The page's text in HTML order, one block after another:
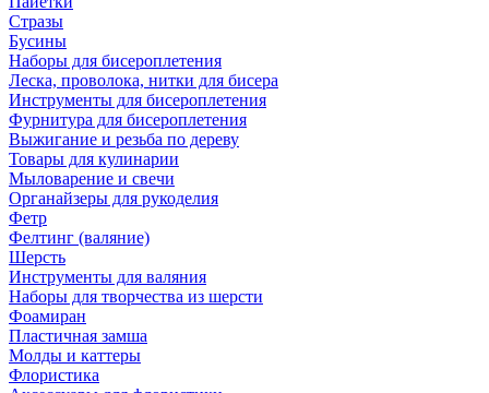
Стразы
Бусины
Наборы для бисероплетения
Леска, проволока, нитки для бисера
Инструменты для бисероплетения
Фурнитура для бисероплетения
Выжигание и резьба по дереву
Товары для кулинарии
Мыловарение и свечи
Органайзеры для рукоделия
Фетр
Фелтинг (валяние)
Шерсть
Инструменты для валяния
Наборы для творчества из шерсти
Фоамиран
Пластичная замша
Молды и каттеры
Флористика